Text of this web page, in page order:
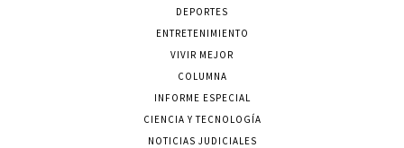
DEPORTES
ENTRETENIMIENTO
VIVIR MEJOR
COLUMNA
INFORME ESPECIAL
CIENCIA Y TECNOLOGÍA
NOTICIAS JUDICIALES